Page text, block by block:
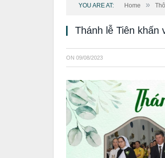
YOU ARE AT: Home »
Thánh lễ Tiên khấn
ON 09/08/2023